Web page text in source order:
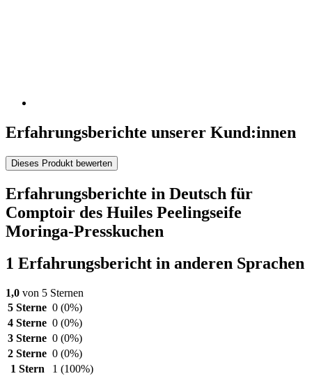
Erfahrungsberichte unserer Kund:innen
Dieses Produkt bewerten
Erfahrungsberichte in Deutsch für
Comptoir des Huiles Peelingseife
Moringa-Presskuchen
1 Erfahrungsbericht in anderen Sprachen
1,0 von 5 Sternen
5 Sterne 0 (0%)
4 Sterne 0 (0%)
3 Sterne 0 (0%)
2 Sterne 0 (0%)
1 Stern
1 (100%)